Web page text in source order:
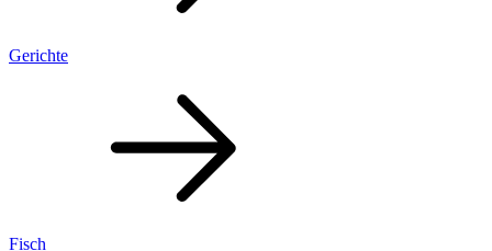
Gerichte
Fisch